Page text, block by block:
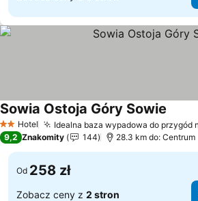
2 Kategoria
Hotel Idealna baza wypadowa do przygód
Sowia Ostoja Góry Sowie
9,2 Znakomity 144 28.3 km do: Centrum
Od 258 zł
Zobacz ceny z 2 stron